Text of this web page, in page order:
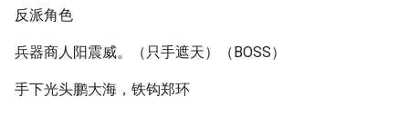
反派角色
兵器商人阳震威。（只手遮天）（BOSS）
手下光头鹏大海，铁钩郑环